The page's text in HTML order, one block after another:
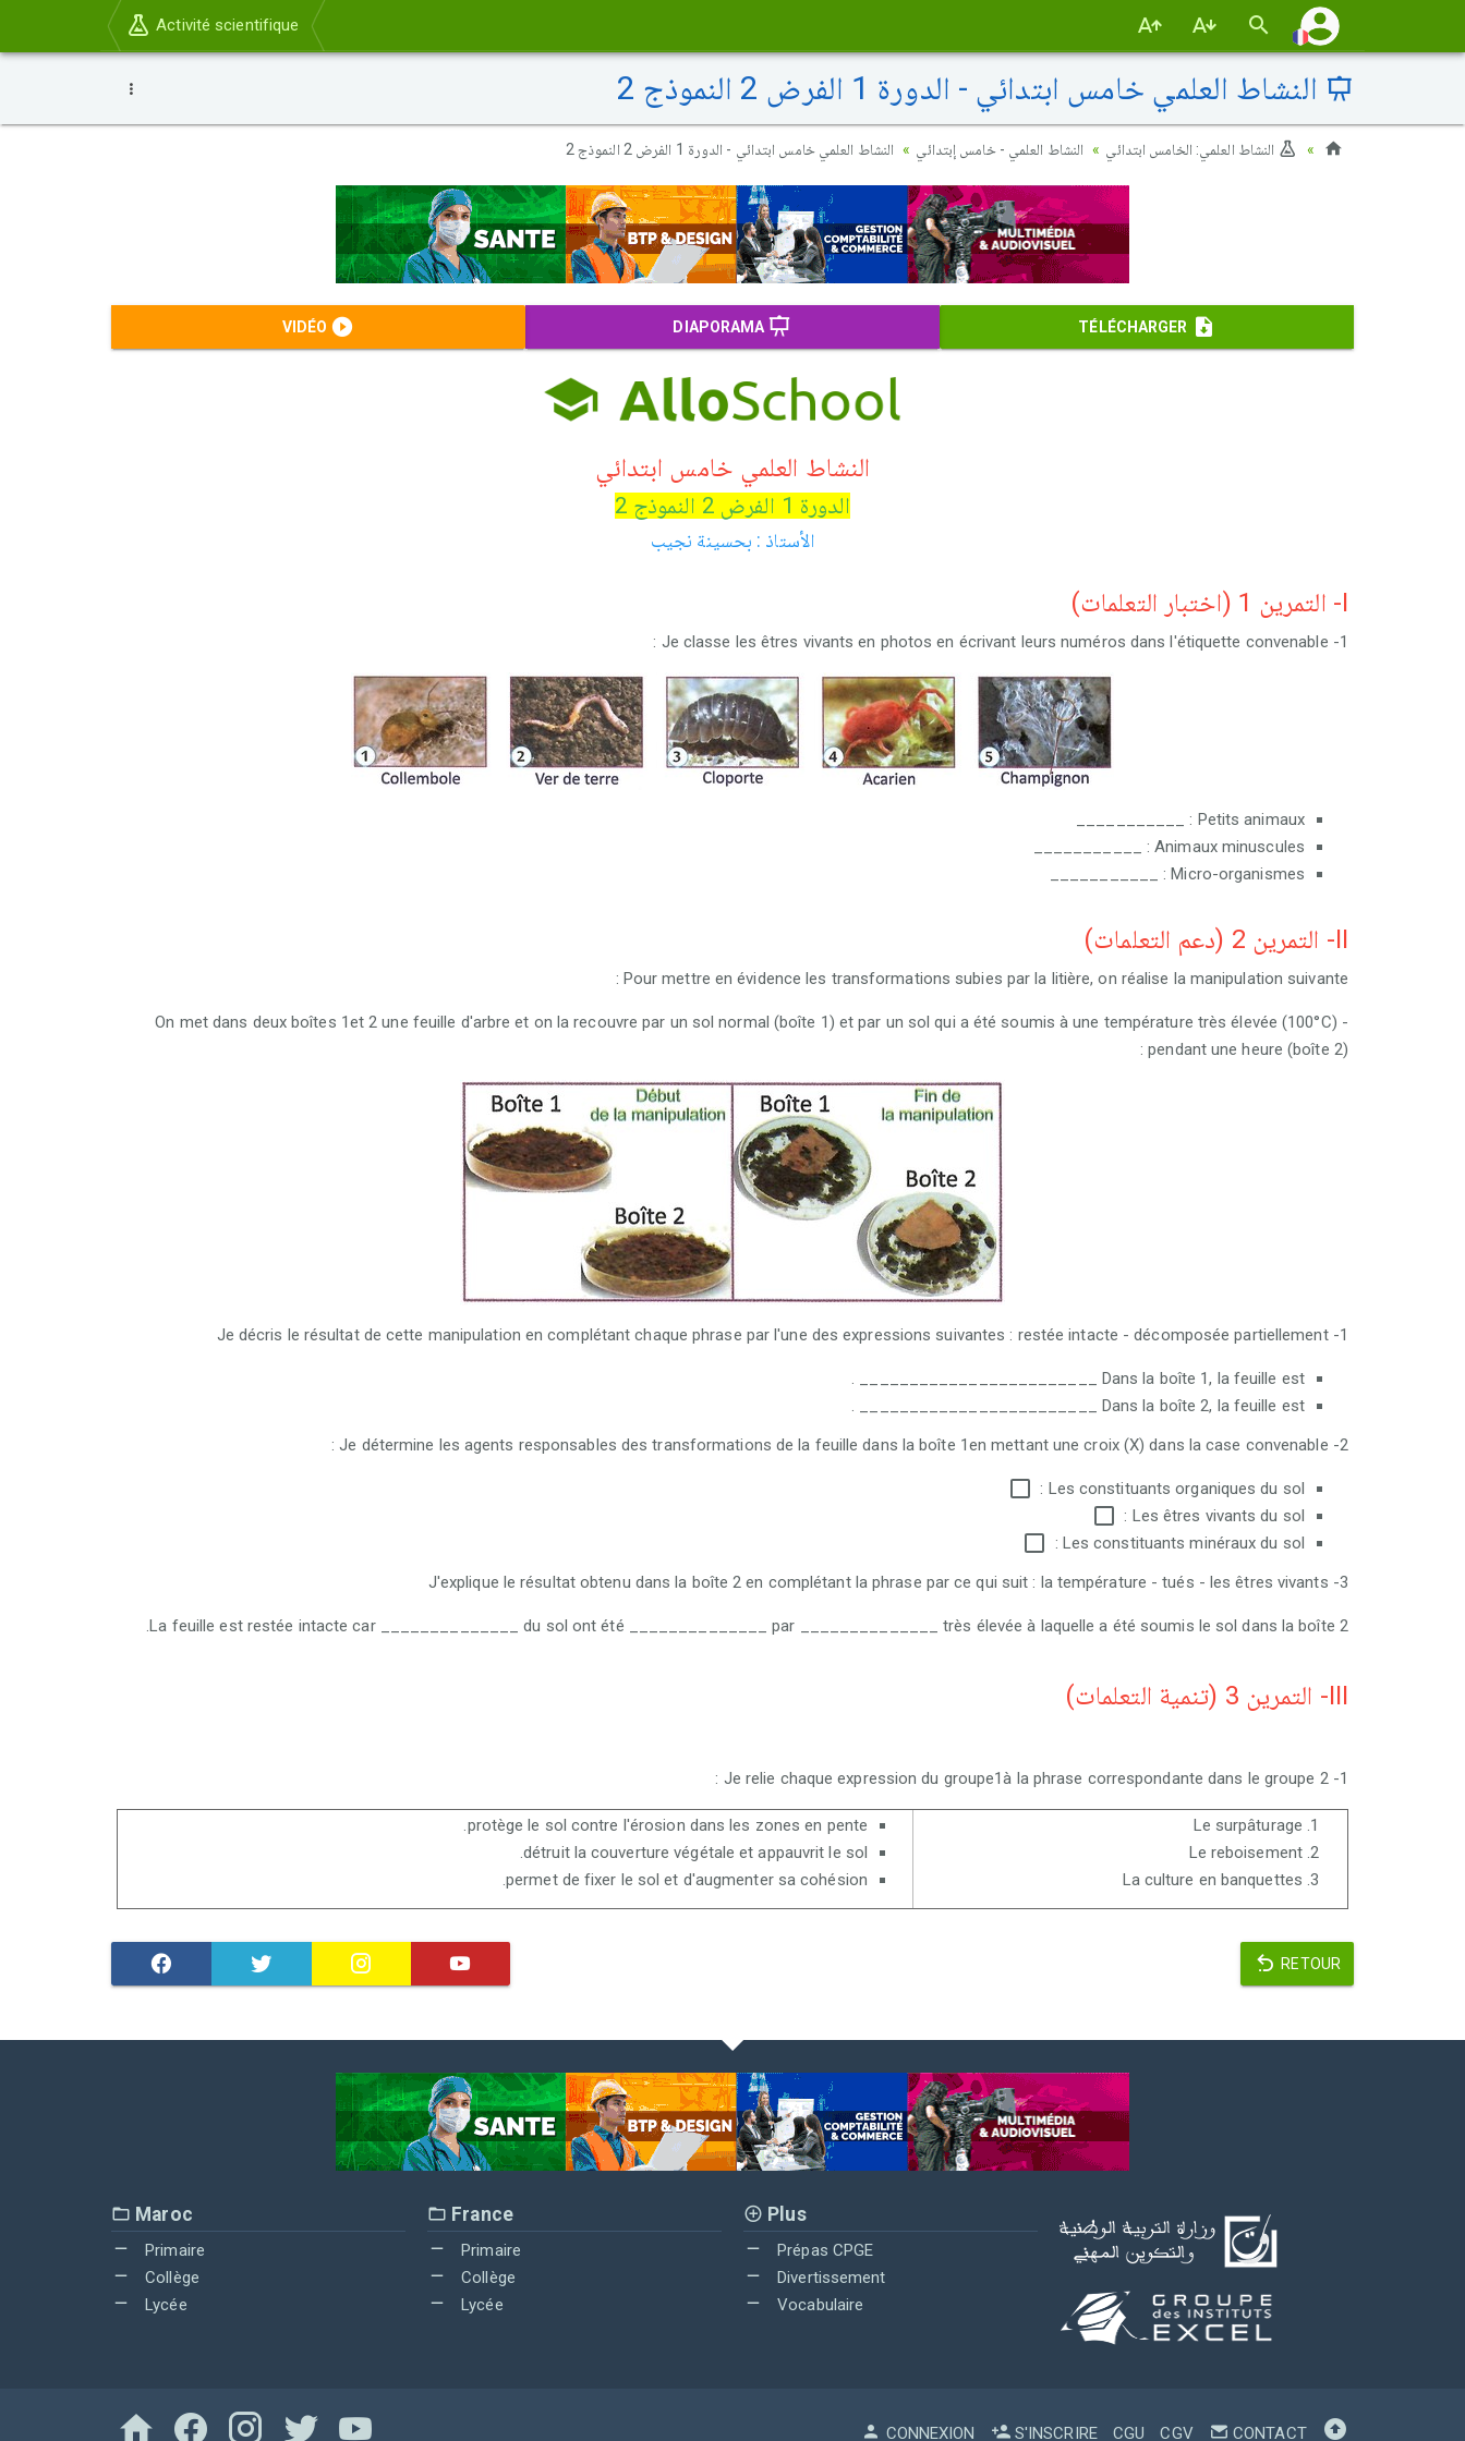
Activité scientifique
النشاط العلمي خامس ابتدائي - الدورة 1 الفرض 2 النموذج 2
النشاط العلمي: الخامس ابتدائي النشاط العلمي - خامس إبتدائي النشاط العلمي خامس ابتدائي - الدورة 1 الفرض 2 النموذج 2
TÉLÉCHARGER
DIAPORAMA
VIDÉO
النشاط العلمي خامس ابتدائي
الدورة 1 الفرض 2 النموذج 2
الأستاذ : بحسينة نجيب
I- التمرين 1 (اختبار التعلمات)
1- Je classe les êtres vivants en photos en écrivant leurs numéros dans l'étiquette convenable :
Petits animaux : ___________
Animaux minuscules : ___________
Micro-organismes : ___________
II- التمرين 2 (دعم التعلمات)
Pour mettre en évidence les transformations subies par la litière, on réalise la manipulation suivante :
- On met dans deux boîtes 1et 2 une feuille d'arbre et on la recouvre par un sol normal (boîte 1) et par un sol qui a été soumis à une température très élevée (100°C)
pendant une heure (boîte 2) :
1- Je décris le résultat de cette manipulation en complétant chaque phrase par l'une des expressions suivantes : restée intacte - décomposée partiellement
Dans la boîte 1, la feuille est ________________________ .
Dans la boîte 2, la feuille est ________________________ .
2- Je détermine les agents responsables des transformations de la feuille dans la boîte 1en mettant une croix (X) dans la case convenable :
Les constituants organiques du sol :
Les êtres vivants du sol :
Les constituants minéraux du sol :
3- J'explique le résultat obtenu dans la boîte 2 en complétant la phrase par ce qui suit : la température - tués - les êtres vivants
La feuille est restée intacte car ______________ du sol ont été ______________ par ______________ très élevée à laquelle a été soumis le sol dans la boîte 2.
III- التمرين 3 (تنمية التعلمات)
1- Je relie chaque expression du groupe1à la phrase correspondante dans le groupe 2 :
Le surpâturage
Le reboisement
La culture en banquettes
protège le sol contre l'érosion dans les zones en pente.
détruit la couverture végétale et appauvrit le sol.
permet de fixer le sol et d'augmenter sa cohésion.
RETOUR
Maroc
Primaire
Collège
Lycée
France
Primaire
Collège
Lycée
Plus
Prépas CPGE
Divertissement
Vocabulaire
CONNEXION S'INSCRIRE CGU CGV CONTACT